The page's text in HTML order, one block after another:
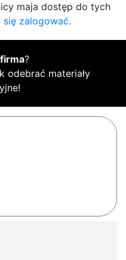
maja dostęp do tych
się zalogować.
?
odebrać materiały